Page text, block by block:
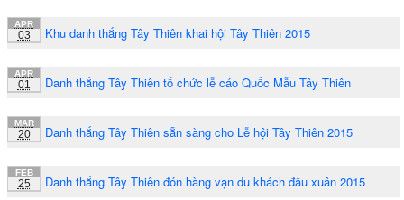
APR
03 Khu danh thắng Tây Thiên khai hội Tây Thiên 2015
APR
01 Danh thắng Tây Thiên tổ chức lễ cáo Quốc Mẫu Tây Thiên
MAR
20 Danh thắng Tây Thiên sẵn sàng cho Lễ hội Tây Thiên 2015
FEB
25 Danh thắng Tây Thiên đón hàng vạn du khách đầu xuân 2015